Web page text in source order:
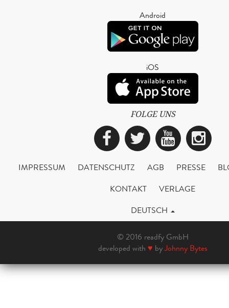
Android
iOS
FOLGE UNS
Facebook
Twitter
IMPRESSUM DATENSCHUTZ AGB PRESSE
KONTAKT
VERLAGE
DEUTSCH
© 2016 readfy GmbH
developed with ♥ byJohnny Bytes